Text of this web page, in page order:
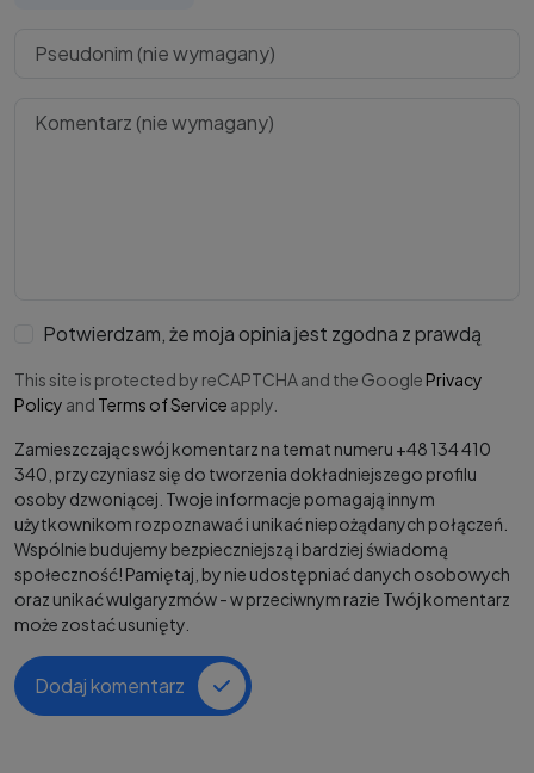
Potwierdzam, że moja opinia jest zgodna z prawdą
This site is protected by reCAPTCHA and the Google Privacy
Policy and Terms of Service apply.
Zamieszczając swój komentarz na temat numeru +48 134 410
340, przyczyniasz się do tworzenia dokładniejszego profilu
osoby dzwoniącej. Twoje informacje pomagają innym
użytkownikom rozpoznawać i unikać niepożądanych połączeń.
Wspólnie budujemy bezpieczniejszą i bardziej świadomą
społeczność! Pamiętaj, by nie udostępniać danych osobowych
oraz unikać wulgaryzmów - w przeciwnym razie Twój komentarz
może zostać usunięty.
Dodaj komentarz